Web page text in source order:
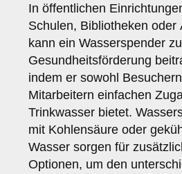
In öffentlichen
Schulen, Bibliotheken oder
kann ein Wasserspender
Gesundheitsförderung
indem er sowohl
Mitarbeitern einfachen
Trinkwasser bietet.
mit Kohlensäure oder
Wasser sorgen für
Optionen, um den